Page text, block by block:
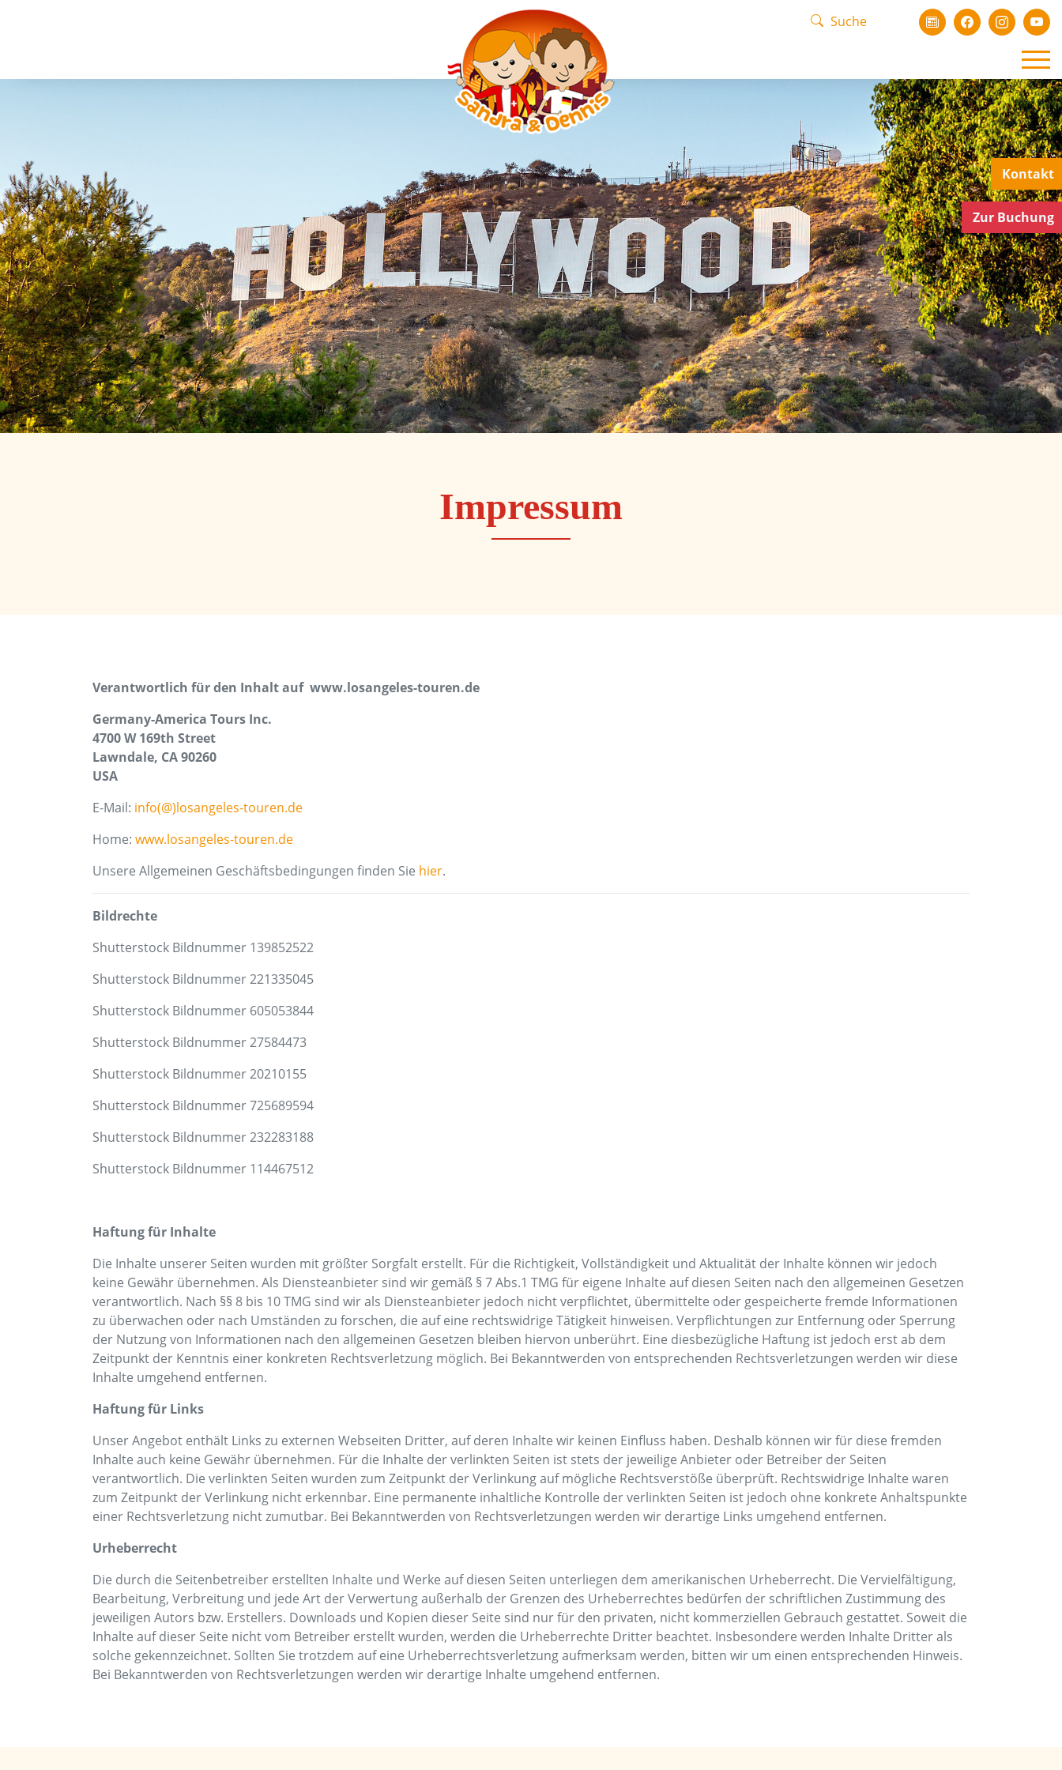
Impressum
Verantwortlich für den Inhalt auf www.losangeles-touren.de
Germany-America Tours Inc.
4700 W 169th Street
Lawndale, CA 90260
USA
E-Mail: info(@)losangeles-touren.de
Home: www.losangeles-touren.de
Unsere Allgemeinen Geschäftsbedingungen finden Sie hier.
Bildrechte
Shutterstock Bildnummer 139852522
Shutterstock Bildnummer 221335045
Shutterstock Bildnummer 605053844
Shutterstock Bildnummer 27584473
Shutterstock Bildnummer 20210155
Shutterstock Bildnummer 725689594
Shutterstock Bildnummer 232283188
Shutterstock Bildnummer 114467512
Haftung für Inhalte
Die Inhalte unserer Seiten wurden mit größter Sorgfalt erstellt. Für die Richtigkeit, Vollständigkeit und Aktualität der Inhalte können wir jedoch
keine Gewähr übernehmen. Als Diensteanbieter sind wir gemäß § 7 Abs.1 TMG für eigene Inhalte auf diesen Seiten nach den allgemeinen Gesetzen
verantwortlich. Nach §§ 8 bis 10 TMG sind wir als Diensteanbieter jedoch nicht verpflichtet, übermittelte oder gespeicherte fremde Informationen
zu überwachen oder nach Umständen zu forschen, die auf eine rechtswidrige Tätigkeit hinweisen. Verpflichtungen zur Entfernung oder Sperrung
der Nutzung von Informationen nach den allgemeinen Gesetzen bleiben hiervon unberührt. Eine diesbezügliche Haftung ist jedoch erst ab dem
Zeitpunkt der Kenntnis einer konkreten Rechtsverletzung möglich. Bei Bekanntwerden von entsprechenden Rechtsverletzungen werden wir diese
Inhalte umgehend entfernen.
Haftung für Links
Unser Angebot enthält Links zu externen Webseiten Dritter, auf deren Inhalte wir keinen Einfluss haben. Deshalb können wir für diese fremden
Inhalte auch keine Gewähr übernehmen. Für die Inhalte der verlinkten Seiten ist stets der jeweilige Anbieter oder Betreiber der Seiten
verantwortlich. Die verlinkten Seiten wurden zum Zeitpunkt der Verlinkung auf mögliche Rechtsverstöße überprüft. Rechtswidrige Inhalte waren
zum Zeitpunkt der Verlinkung nicht erkennbar. Eine permanente inhaltliche Kontrolle der verlinkten Seiten ist jedoch ohne konkrete Anhaltspunkte
einer Rechtsverletzung nicht zumutbar. Bei Bekanntwerden von Rechtsverletzungen werden wir derartige Links umgehend entfernen.
Urheberrecht
Die durch die Seitenbetreiber erstellten Inhalte und Werke auf diesen Seiten unterliegen dem amerikanischen Urheberrecht. Die Vervielfältigung,
Bearbeitung, Verbreitung und jede Art der Verwertung außerhalb der Grenzen des Urheberrechtes bedürfen der schriftlichen Zustimmung des
jeweiligen Autors bzw. Erstellers. Downloads und Kopien dieser Seite sind nur für den privaten, nicht kommerziellen Gebrauch gestattet. Soweit die
Inhalte auf dieser Seite nicht vom Betreiber erstellt wurden, werden die Urheberrechte Dritter beachtet. Insbesondere werden Inhalte Dritter als
solche gekennzeichnet. Sollten Sie trotzdem auf eine Urheberrechtsverletzung aufmerksam werden, bitten wir um einen entsprechenden Hinweis.
Bei Bekanntwerden von Rechtsverletzungen werden wir derartige Inhalte umgehend entfernen.
Kontakt
Zur Buchung